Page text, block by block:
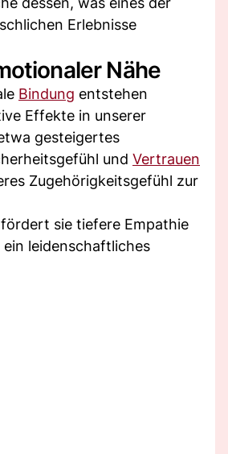
Erlebnisse
Nähe
Bindung entstehen
Effekte in unserer
gesteigertes
und Vertrauen
Zugehörigkeitsgefühl zur
sie tiefere Empathie
leidenschaftliches